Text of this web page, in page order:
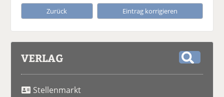
Zurück Eintrag korrigieren
VERLAG
Stellenmarkt